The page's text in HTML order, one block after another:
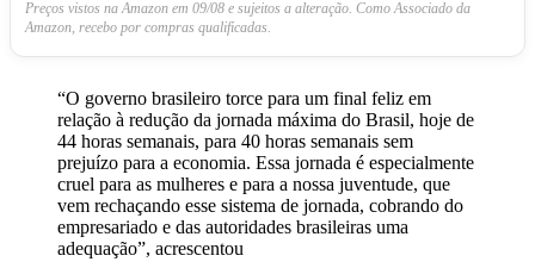
Preços vistos na Amazon em 09/08 e sujeitos a alteração. Como Associado da
Amazon, recebo por compras qualificadas.
“O governo brasileiro torce para um final feliz em
relação à redução da jornada máxima do Brasil, hoje de
44 horas semanais, para 40 horas semanais sem
prejuízo para a economia. Essa jornada é especialmente
cruel para as mulheres e para a nossa juventude, que
vem rechaçando esse sistema de jornada, cobrando do
empresariado e das autoridades brasileiras uma
adequação”, acrescentou